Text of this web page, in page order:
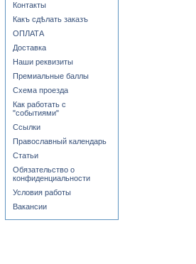
Контакты
Какъ сдѣлать заказъ
ОПЛАТА
Доставка
Наши реквизиты
Премиальные баллы
Схема проезда
Как работать с
"событиями"
Ссылки
Православный календарь
Статьи
Обязательство о
конфиденциальности
Условия работы
Вакансии